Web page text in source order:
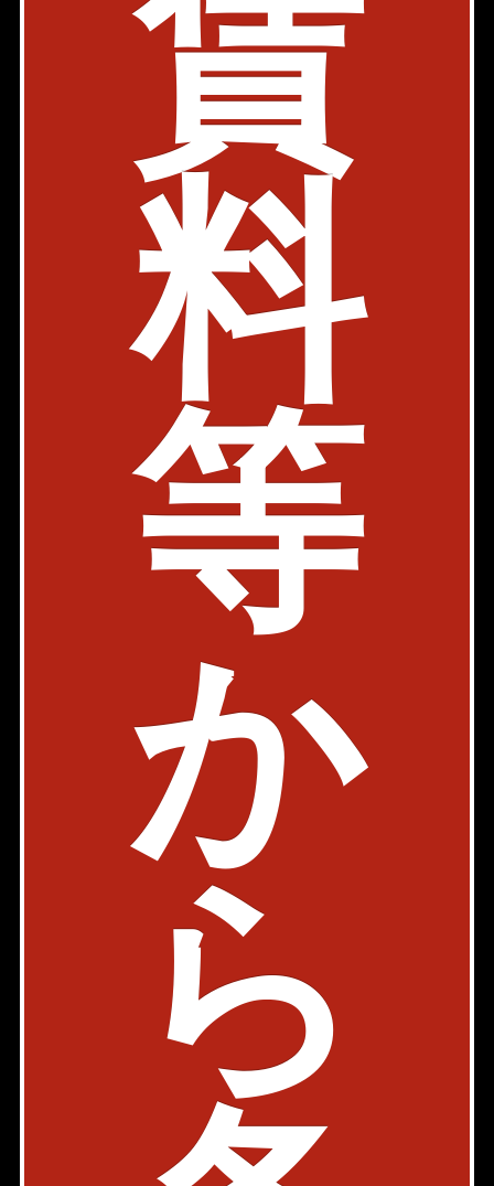
賃
料
等
か
ら
東京都千代田区神田和泉町1-5-6
築年: 2019年8月
部屋件数: 0部屋
物件詳細
オリシンプル秋葉原ビル
デザイナーズ メゾネット
日比谷線 秋葉原駅 3分
東京都千代田区神田和泉町1-7-6
築年: 2019年5月
部屋件数: 0部屋
JR山手線 秋葉原駅 3分
東京都千代田区神田和泉町1-2-3
築年: 2007年3月
部屋件数: 0部屋
物件詳細
JR山手線 秋葉原駅 4分
東京都千代田区神田和泉町1-7-25
築年: 2007年12月
部屋件数: 0部屋